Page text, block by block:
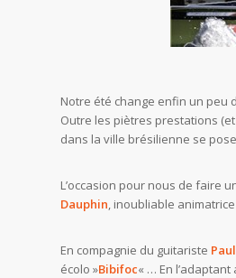
Notre été change enfin un peu
Outre les piètres prestations
dans la ville brésilienne se
L’occasion pour nous de faire
Dauphin, inoubliable animatrice
En compagnie du guitariste
écolo »Bibifoc« … En